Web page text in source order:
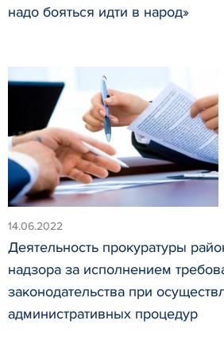
надо бояться идти в народ»
14.06.2022
Деятельность прокуратуры
надзора за исполнением
законодательства при
административных процедур